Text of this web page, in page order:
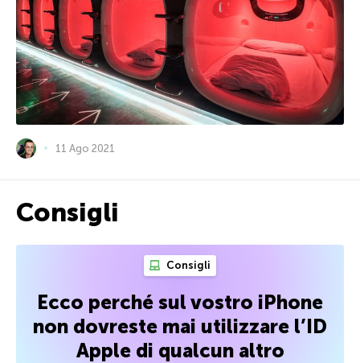
11 Ago 2021
Consigli
Consigli
Ecco perché sul vostro iPhone
non dovreste mai utilizzare l’ID
Apple di qualcun altro